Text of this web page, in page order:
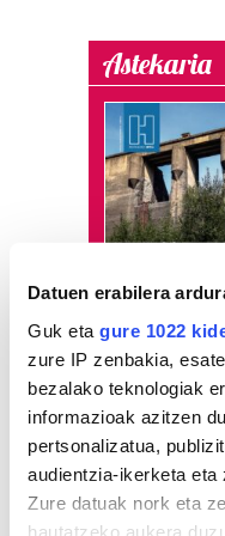
Datuen erabilera
Guk eta gure 1022
zure IP zenbakia,
bezalako teknologiak
informazioak azitzen
pertsonalizatua,
audientzia-ikerketa eta
Zure datuak nork eta
hautatzeko aukera
Astekaria
Azken
1
irizpide